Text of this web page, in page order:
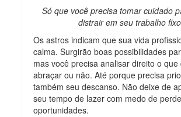
Só que você precisa tomar cuidado
distrair em seu trabalho
Os astros indicam que sua vida
calma. Surgirão boas possibilidades
mas você precisa analisar direito o que
abraçar ou não. Até porque precisa
também seu descanso. Não deixe de
seu tempo de lazer com medo de
oportunidades.